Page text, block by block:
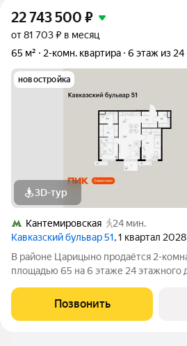
22 743 500 ₽
от 81 703 ₽ в месяц
65 м²
2-комн. квартира 6 этаж из 24
новостройка
3D-тур
Кантемировская
24 мин.
Кавказский бульвар 51, 1 квартал 2028
В районе Царицыно продаётся 2-
площадью 65 на 6 этаже 24 этажного
17 минут пешком до станции метро
минут до станции
Позвонить